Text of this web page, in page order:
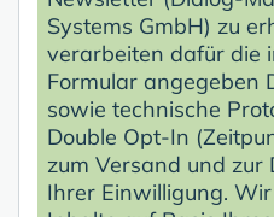
Systems GmbH) zu
verarbeiten dafür die
Formular angegeben
sowie technische
Double Opt-In
zum Versand und zur
Ihrer Einwilligung.